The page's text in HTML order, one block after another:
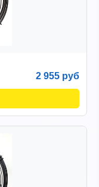
2 955 руб